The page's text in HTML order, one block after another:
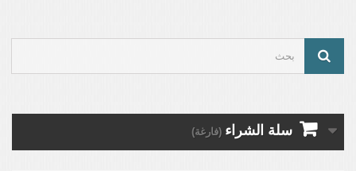
سلة الشراء (فارغة)